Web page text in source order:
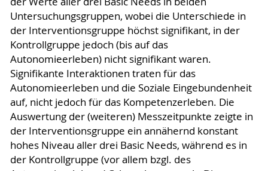
Untersuchungsgruppen, wobei die Unterschiede in
der Interventionsgruppe höchst signifikant, in der
Kontrollgruppe jedoch (bis auf das
Autonomieerleben) nicht signifikant waren.
Signifikante Interaktionen traten für das
Autonomieerleben und die Soziale Eingebundenheit
auf, nicht jedoch für das Kompetenzerleben. Die
Auswertung der (weiteren) Messzeitpunkte zeigte in
der Interventionsgruppe ein annähernd konstant
hohes Niveau aller drei Basic Needs, während es in
der Kontrollgruppe (vor allem bzgl. des